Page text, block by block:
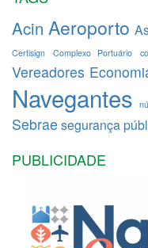
Acin Aeroporto
Certisign Complexo Portuário
Vereadores
Navegantes
Sebrae segurança
PUBLICIDADE